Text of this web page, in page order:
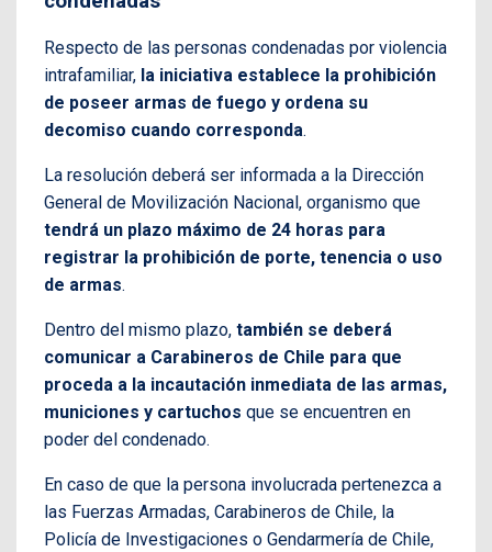
Respecto de las personas condenadas por violencia
intrafamiliar, la iniciativa establece la prohibición
de poseer armas de fuego y ordena su
decomiso cuando corresponda.
La resolución deberá ser informada a la Dirección
General de Movilización Nacional, organismo que
tendrá un plazo máximo de 24 horas para
registrar la prohibición de porte, tenencia o uso
de armas.
Dentro del mismo plazo, también se deberá
comunicar a Carabineros de Chile para que
proceda a la incautación inmediata de las armas,
municiones y cartuchos que se encuentren en
poder del condenado.
En caso de que la persona involucrada pertenezca a
las Fuerzas Armadas, Carabineros de Chile, la
Policía de Investigaciones o Gendarmería de Chile,